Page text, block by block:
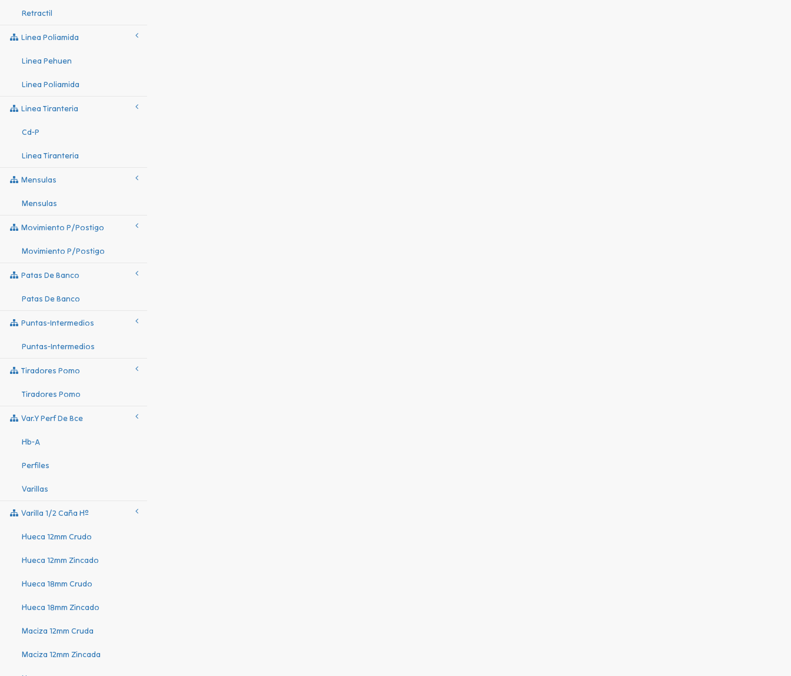
Retractil
Linea Poliamida
Linea Pehuen
Linea Poliamida
Linea Tiranteria
Cd-P
Linea Tiranteria
Mensulas
Mensulas
Movimiento P/postigo
Movimiento P/postigo
Patas De Banco
Patas De Banco
Puntas-Intermedios
Puntas-Intermedios
Tiradores Pomo
Tiradores Pomo
Var.y Perf De Bce
Hb-A
Perfiles
Varillas
Varilla 1/2 Caña Hº
Hueca 12mm Crudo
Hueca 12mm Zincado
Hueca 18mm Crudo
Hueca 18mm Zincado
Maciza 12mm Cruda
Maciza 12mm Zincada